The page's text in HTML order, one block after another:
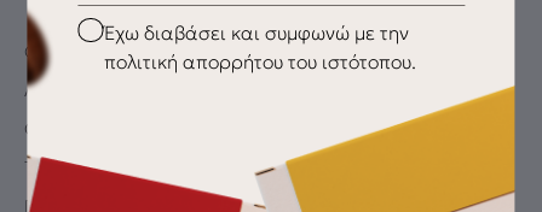
Checkbox
Έχω διαβάσει και συμφωνώ με την
πολιτική απορρήτου του ιστότοπου.
Ο λογαριασμός μου
Αγαπημένα
Oλοκλήρωση αγοράς
Τρόποι Πληρωμής
Παράδοση / Αποστολή